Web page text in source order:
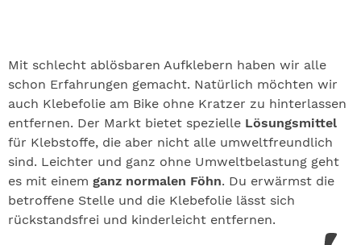
Mit schlecht ablösbaren Aufklebern haben wir alle
schon Erfahrungen gemacht. Natürlich möchten wir
auch Klebefolie am Bike ohne Kratzer zu hinterlassen
entfernen. Der Markt bietet spezielle Lösungsmittel
für Klebstoffe, die aber nicht alle umweltfreundlich
sind. Leichter und ganz ohne Umweltbelastung geht
es mit einem ganz normalen Föhn. Du erwärmst die
betroffene Stelle und die Klebefolie lässt sich
rückstandsfrei und kinderleicht entfernen.